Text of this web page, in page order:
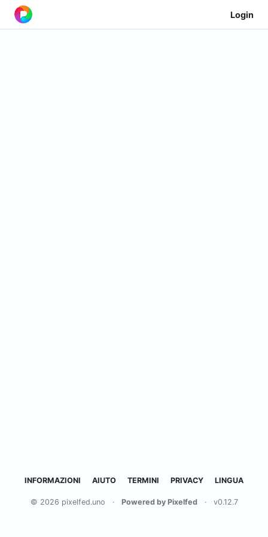
Login
INFORMAZIONI AIUTO TERMINI PRIVACY LINGUA
© 2026 pixelfed.uno · Powered by Pixelfed · v0.12.7